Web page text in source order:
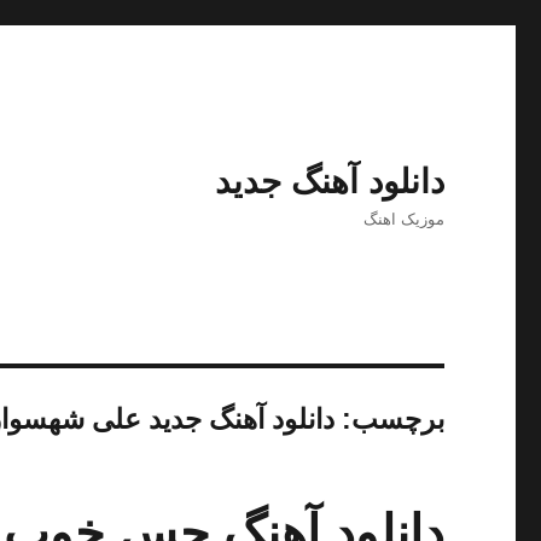
دانلود آهنگ جدید
موزیک اهنگ
برچسب:دانلود آهنگ جدید علی